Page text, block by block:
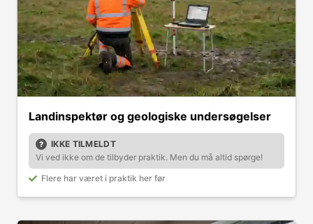
Landinspektør og geologiske undersøgelser
IKKE TILMELDT
Vi ved ikke om de tilbyder praktik. Men du må altid spørge!
Flere har været i praktik her før